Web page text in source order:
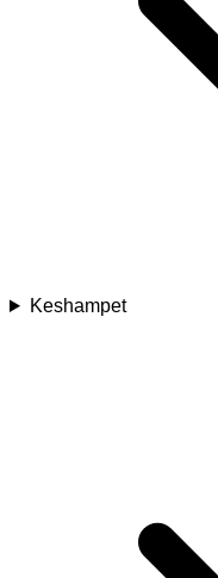
Keshampet